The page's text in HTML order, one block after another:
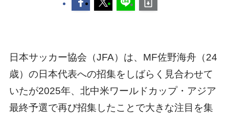
日本サッカー協会（JFA）は、MF佐野海舟（24
歳）の日本代表への招集をしばらく見合わせて
いたが2025年、北中米ワールドカップ・アジア
最終予選で再び招集したことで大きな注目を集